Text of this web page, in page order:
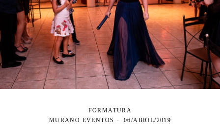
FORMATURA
MURANO EVENTOS
06/ABRIL/2019